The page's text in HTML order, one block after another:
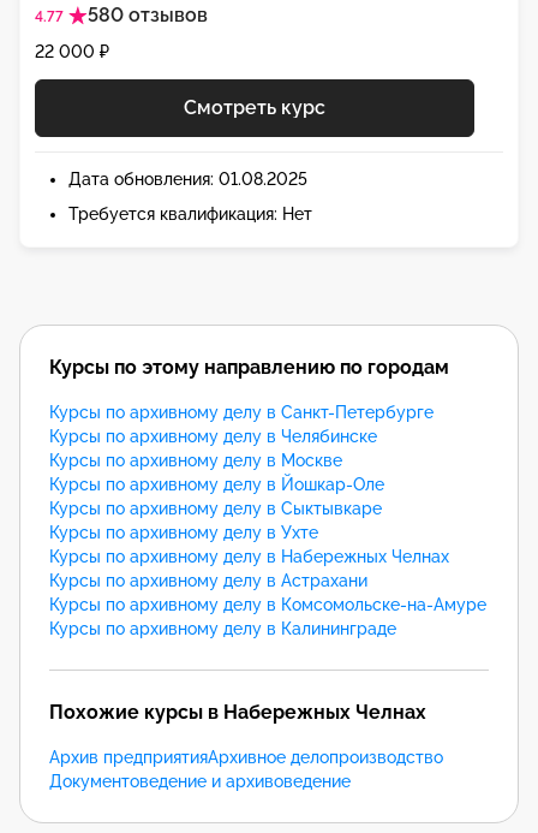
4.77 580 отзывов
22 000 ₽
Смотреть курс
Дата обновления: 01.08.2025
Требуется квалификация: Нет
Курсы по этому направлению по городам
Курсы по архивному делу в Санкт-Петербурге
Курсы по архивному делу в Челябинске
Курсы по архивному делу в Москве
Курсы по архивному делу в Йошкар-Оле
Курсы по архивному делу в Сыктывкаре
Курсы по архивному делу в Ухте
Курсы по архивному делу в Набережных Челнах
Курсы по архивному делу в Астрахани
Курсы по архивному делу в Комсомольске-на-Амуре
Курсы по архивному делу в Калининграде
Похожие курсы в Набережных Челнах
Архив предприятияАрхивное делопроизводство
Документоведение и архивоведение